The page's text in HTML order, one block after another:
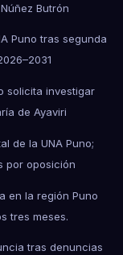
Butrón
Puno tras segunda
solicita investigar
de Ayaviri
de la UNA Puno;
por oposición
en la región Puno
tres meses.
tras denuncias